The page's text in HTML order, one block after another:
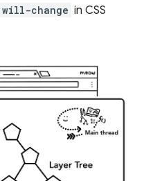
will-change in CSS